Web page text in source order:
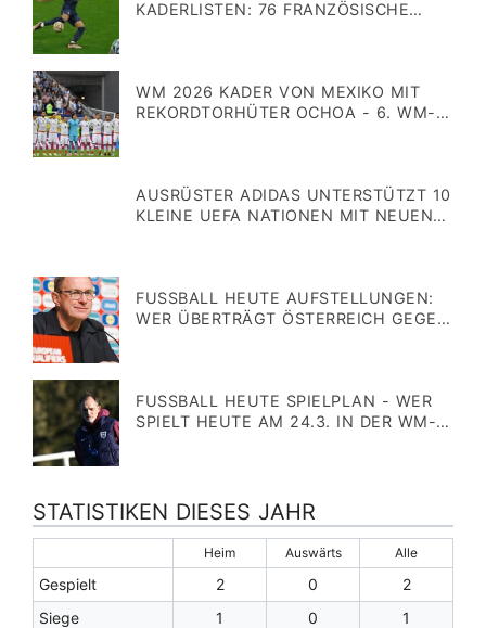
KADERLISTEN: 76 FRANZÖSISCHE
WM 2026 KADER VON MEXIKO MIT
REKORDTORHÜTER OCHOA - 6. WM-
AUSRÜSTER ADIDAS UNTERSTÜTZT 10
KLEINE UEFA NATIONEN MIT NEUEN
FUSSBALL HEUTE AUFSTELLUNGEN: W
ER ÜBERTRÄGT ÖSTERREICH GEGEN Z
FUSSBALL HEUTE SPIELPLAN - WER S
PIELT HEUTE AM 24.3. IN DER WM-Q
STATISTIKEN DIESES JAHR
Heim Auswärts Alle
Gespielt 2 0
2
Siege
1 0
1